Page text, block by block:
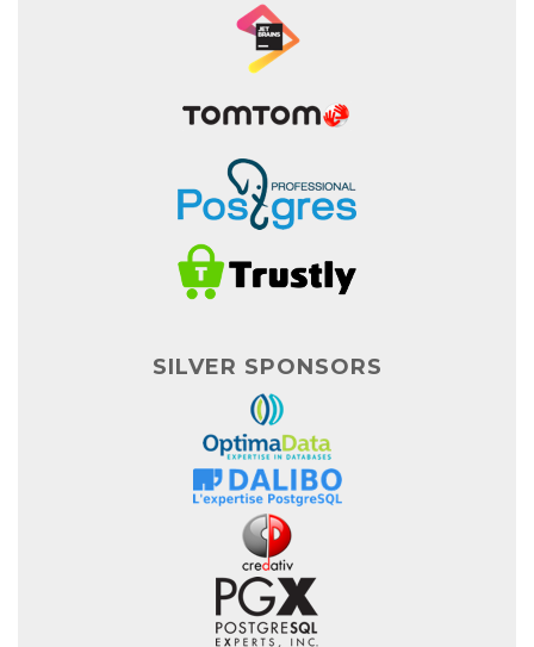
SILVER SPONSORS